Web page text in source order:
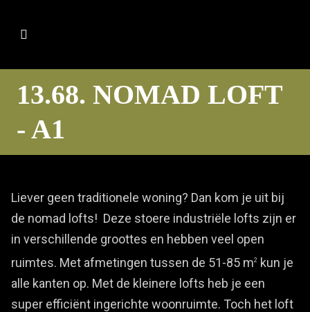
13.68. NOMAD LOFT
- A1
Liever geen traditionele woning? Dan kom je uit bij
de nomad lofts! Deze stoere industriële lofts zijn er
in verschillende groottes en hebben veel open
ruimtes. Met afmetingen tussen de 51-85 m2 kun je
alle kanten op. Met de kleinere lofts heb je een
super efficiënt ingerichte woonruimte. Toch het loft